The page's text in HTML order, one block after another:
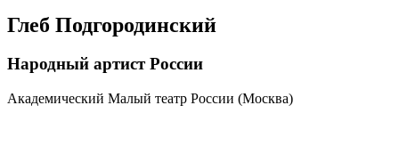
Глеб Подгородинский
Народный артист России
Академический Малый театр России (Москва)